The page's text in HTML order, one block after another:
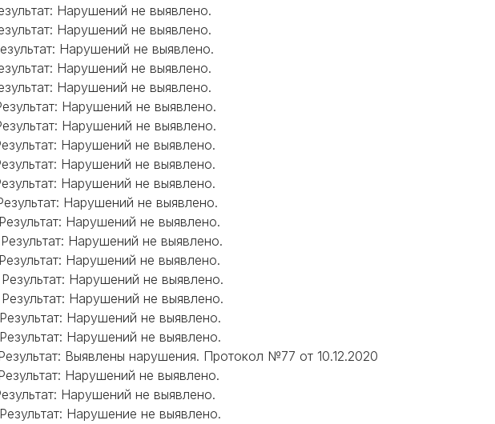
Нарушений не выявлено.
Нарушений не выявлено.
Нарушений не выявлено.
Нарушений не выявлено.
Нарушений не выявлено.
Нарушений не выявлено.
Нарушений не выявлено.
Нарушений не выявлено.
Нарушений не выявлено.
Нарушений не выявлено.
Нарушений не выявлено.
Нарушений не выявлено.
Нарушений не выявлено.
Нарушений не выявлено.
Нарушений не выявлено.
Нарушений не выявлено.
Нарушений не выявлено.
Нарушений не выявлено.
Выявлены нарушения. Протокол №77 от 10.12.2020
Нарушений не выявлено.
Нарушений не выявлено.
Нарушение не выявлено.